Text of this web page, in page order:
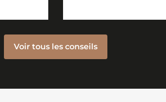
Voir tous les conseils